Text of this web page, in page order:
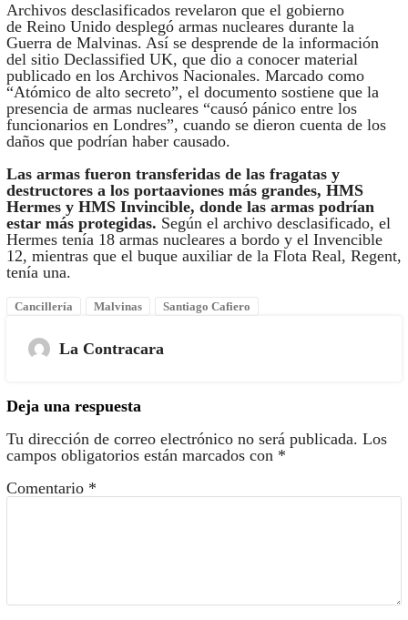
Archivos desclasificados revelaron que el gobierno
de Reino Unido desplegó armas nucleares durante la
Guerra de Malvinas. Así se desprende de la información
del sitio Declassified UK, que dio a conocer material
publicado en los Archivos Nacionales. Marcado como
“Atómico de alto secreto”, el documento sostiene que la
presencia de armas nucleares “causó pánico entre los
funcionarios en Londres”, cuando se dieron cuenta de los
daños que podrían haber causado.
Las armas fueron transferidas de las fragatas y
destructores a los portaaviones más grandes, HMS
Hermes y HMS Invincible, donde las armas podrían
estar más protegidas. Según el archivo desclasificado, el
Hermes tenía 18 armas nucleares a bordo y el Invencible
12, mientras que el buque auxiliar de la Flota Real, Regent,
tenía una.
Cancillería Malvinas Santiago Cafiero
La Contracara
Deja una respuesta
Tu dirección de correo electrónico no será publicada. Los
campos obligatorios están marcados con *
Comentario *